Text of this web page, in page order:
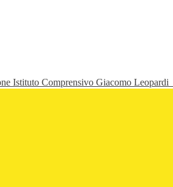
Istituto Comprensivo Giacomo Leopardi